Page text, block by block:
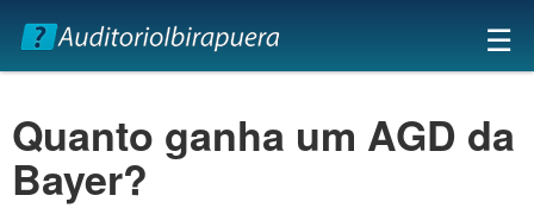
×
☰
Quanto ganha um AGD da
Bayer?